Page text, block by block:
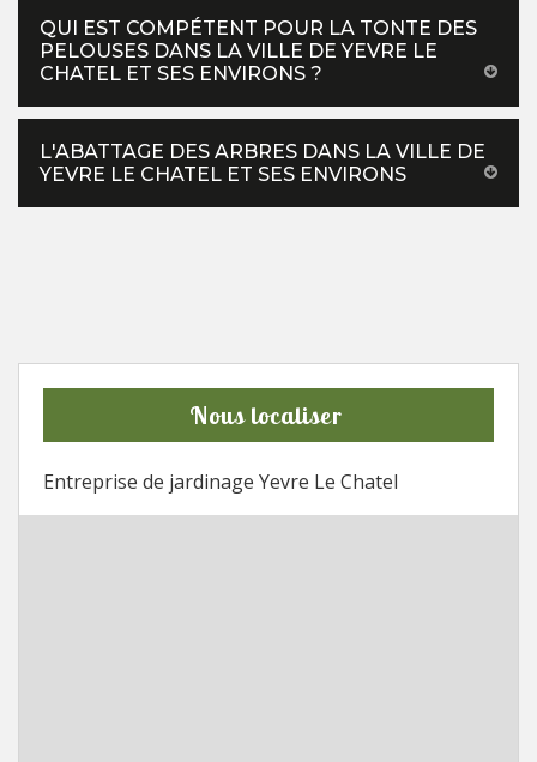
QUI EST COMPÉTENT POUR LA TONTE DES
PELOUSES DANS LA VILLE DE YEVRE LE
CHATEL ET SES ENVIRONS ?
L'ABATTAGE DES ARBRES DANS LA VILLE DE
YEVRE LE CHATEL ET SES ENVIRONS
Nous localiser
Entreprise de jardinage Yevre Le Chatel